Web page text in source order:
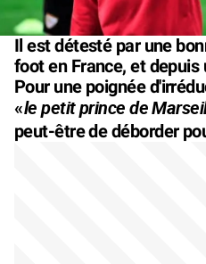
Il est détesté par une
foot en France, et
Pour une poignée
«le petit prince de
peut-être de déborder